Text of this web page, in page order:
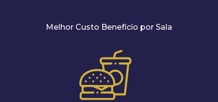
Melhor Custo Benefício por Sala